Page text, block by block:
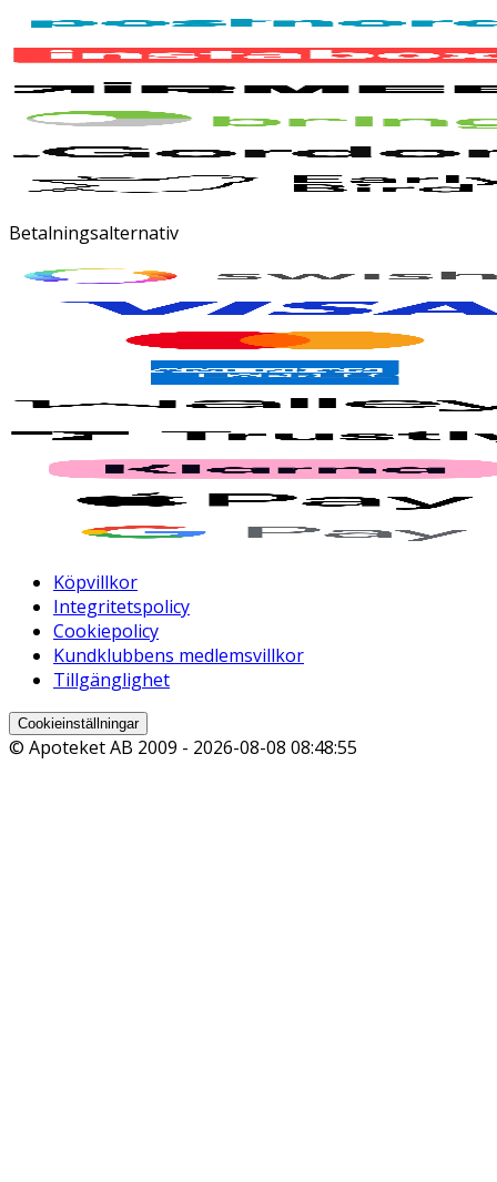
Betalningsalternativ
Köpvillkor
Integritetspolicy
Cookiepolicy
Kundklubbens medlemsvillkor
Tillgänglighet
Cookieinställningar
© Apoteket AB 2009 - 2026-08-08 08:48:55